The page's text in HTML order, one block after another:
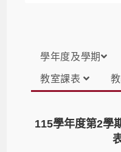
學年度及學期
教室課表
115學年度第2學